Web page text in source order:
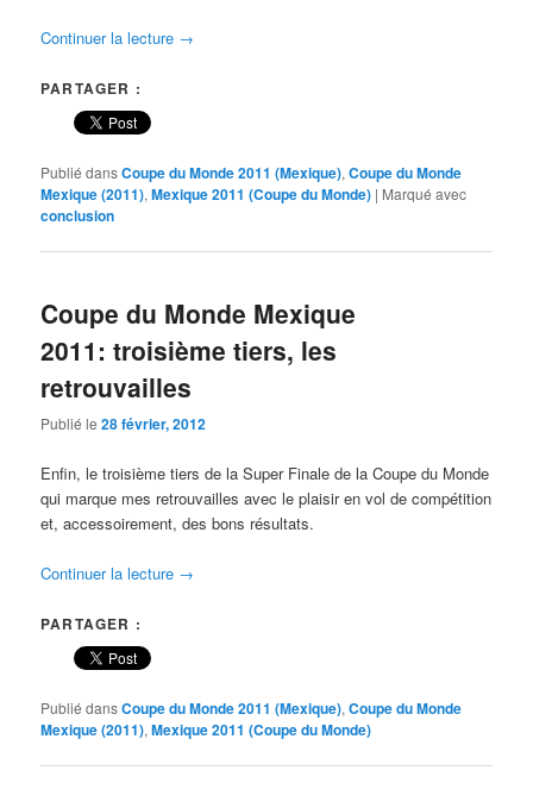
Continuer la lecture →
PARTAGER :
Publié dansCoupe du Monde 2011 (Mexique),Coupe du Monde
Mexique (2011),Mexique 2011 (Coupe du Monde) | Marqué avec
conclusion
Coupe du Monde Mexique
2011: troisième tiers, les
retrouvailles
Publié le28 février, 2012
Enfin, le troisième tiers de la Super Finale de la Coupe du Monde
qui marque mes retrouvailles avec le plaisir en vol de compétition
et, accessoirement, des bons résultats.
Continuer la lecture →
PARTAGER :
Publié dansCoupe du Monde 2011 (Mexique),Coupe du Monde
Mexique (2011),Mexique 2011 (Coupe du Monde)